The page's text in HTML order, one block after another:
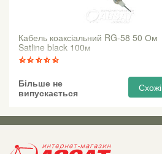
Кабель коаксіальний RG-58 50 Ом
Satline black 100м
Більше не
випускається
Схожі